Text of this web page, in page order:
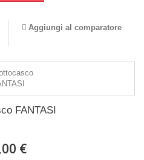
Aggiungi al comparatore
FANTASI
€